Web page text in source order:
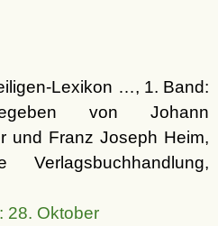
Lexikon …, 1. Band:
von Johann
und Franz Joseph Heim,
Verlagsbuchhandlung,
28. Oktober